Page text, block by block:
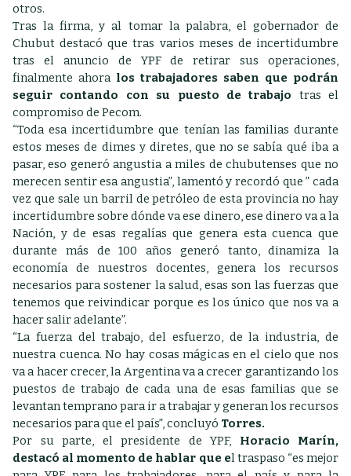
otros.
Tras la firma, y al tomar la palabra, el gobernador de
Chubut destacó que tras varios meses de incertidumbre
tras el anuncio de YPF de retirar sus operaciones,
finalmente ahora los trabajadores saben que podrán
seguir contando con su puesto de trabajo tras el
compromiso de Pecom.
“Toda esa incertidumbre que tenían las familias durante
estos meses de dimes y diretes, que no se sabía qué iba a
pasar, eso generó angustia a miles de chubutenses que no
merecen sentir esa angustia”, lamentó y recordó que ” cada
vez que sale un barril de petróleo de esta provincia no hay
incertidumbre sobre dónde va ese dinero, ese dinero va a la
Nación, y de esas regalías que genera esta cuenca que
durante más de 100 años generó tanto, dinamiza la
economía de nuestros docentes, genera los recursos
necesarios para sostener la salud, esas son las fuerzas que
tenemos que reivindicar porque es los único que nos va a
hacer salir adelante”.
“La fuerza del trabajo, del esfuerzo, de la industria, de
nuestra cuenca. No hay cosas mágicas en el cielo que nos
va a hacer crecer, la Argentina va a crecer garantizando los
puestos de trabajo de cada una de esas familias que se
levantan temprano para ir a trabajar y generan los recursos
necesarios para que el país”, concluyó Torres.
Por su parte, el presidente de YPF, Horacio Marín,
destacó al momento de hablar que el traspaso “es mejor